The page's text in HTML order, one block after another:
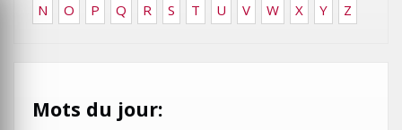
N
O P Q R S T U V W X Y Z
Mots du jour: